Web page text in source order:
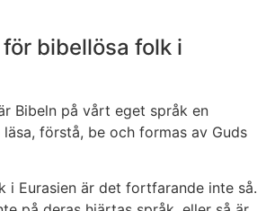
bibellösa folk i
Bibeln på vårt eget språk en
förstå, be och formas av Guds
i Eurasien är det fortfarande inte så.